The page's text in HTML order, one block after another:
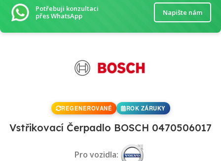
Potřebuji konzultaci
přes WhatsApp
Napište nám
REGENEROVANÉ ROK ZÁRUKY
Vstřikovací Čerpadlo BOSCH 0470506017
Pro vozidla: